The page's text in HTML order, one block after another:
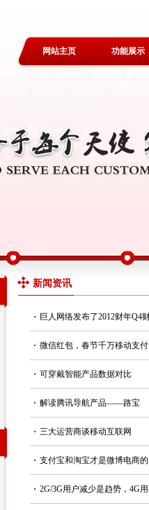
网站主页 功能展示
新闻资讯
· 巨人网络发布了2012财年Q4
· 微信红包，春节千万移动支付
· 可穿戴智能产品数据对比
· 解读腾讯导航产品——路宝
· 三大运营商谈移动互联网
· 支付宝和淘宝才是微博电商
· 2G/3G用户减少是趋势，4G